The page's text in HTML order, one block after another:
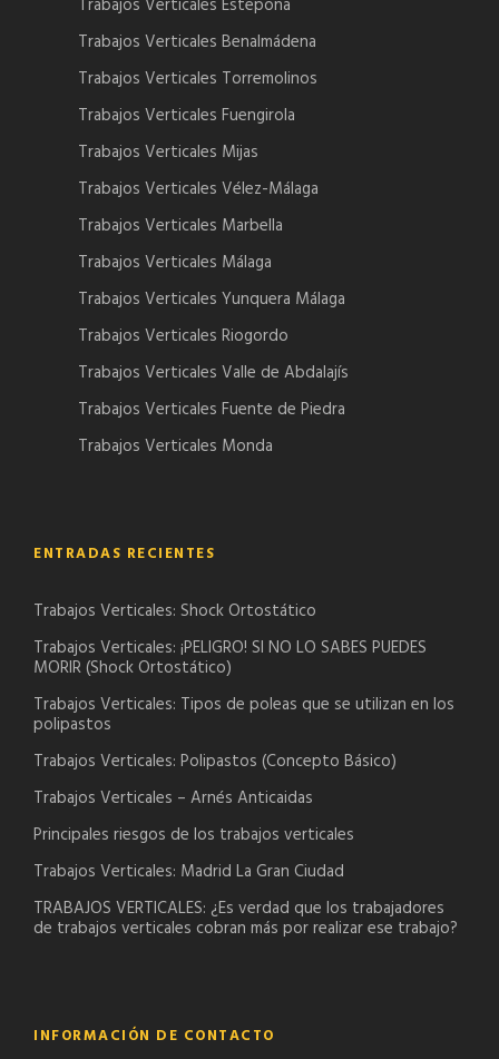
Trabajos Verticales Estepona
Trabajos Verticales Benalmádena
Trabajos Verticales Torremolinos
Trabajos Verticales Fuengirola
Trabajos Verticales Mijas
Trabajos Verticales Vélez-Málaga
Trabajos Verticales Marbella
Trabajos Verticales Málaga
Trabajos Verticales Yunquera Málaga
Trabajos Verticales Riogordo
Trabajos Verticales Valle de Abdalajís
Trabajos Verticales Fuente de Piedra
Trabajos Verticales Monda
ENTRADAS RECIENTES
Trabajos Verticales: Shock Ortostático
Trabajos Verticales: ¡PELIGRO! SI NO LO SABES PUEDES
MORIR (Shock Ortostático)
Trabajos Verticales: Tipos de poleas que se utilizan en los
polipastos
Trabajos Verticales: Polipastos (Concepto Básico)
Trabajos Verticales – Arnés Anticaidas
Principales riesgos de los trabajos verticales
Trabajos Verticales: Madrid La Gran Ciudad
TRABAJOS VERTICALES: ¿Es verdad que los trabajadores
de trabajos verticales cobran más por realizar ese trabajo?
INFORMACIÓN DE CONTACTO